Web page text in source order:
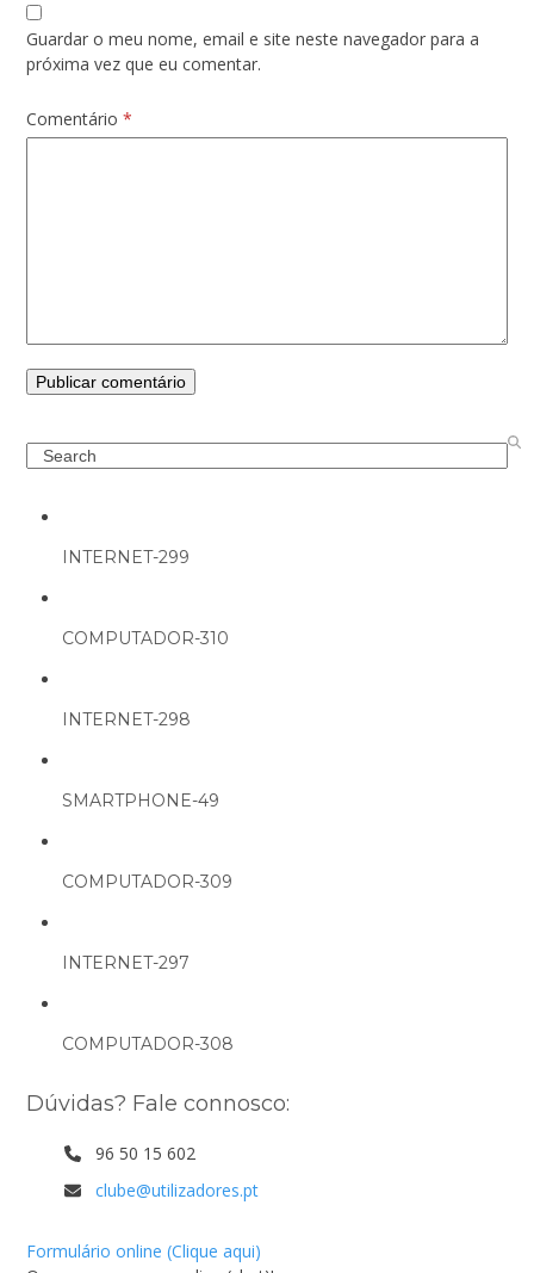
Guardar o meu nome, email e site neste navegador para a
próxima vez que eu comentar.
Comentário*
Search
INTERNET-299
COMPUTADOR-310
INTERNET-298
SMARTPHONE-49
COMPUTADOR-309
INTERNET-297
COMPUTADOR-308
Dúvidas? Fale connosco:
96 50 15 602
clube@utilizadores.pt
Formulário online (Clique aqui)